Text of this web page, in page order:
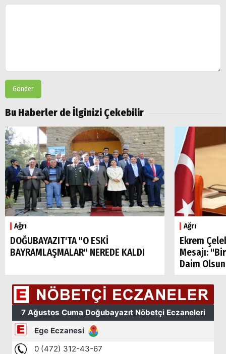
Gönder
Bu Haberler de İlginizi Çekebilir
Ağrı
DOĞUBAYAZIT'TA "O ESKİ
BAYRAMLAŞMALAR" NEREDE KALDI
Ağrı
Ekrem
Mesajı:
Daim
Arama